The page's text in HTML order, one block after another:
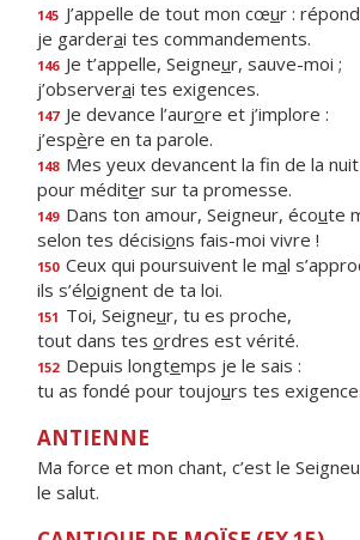
145 J’appelle de tout mon cœur :
je garderai tes commandements.
146 Je t’appelle, Seigneur, sauve-moi ;
j’observerai tes exigences.
147 Je devance l’aurore et j’implore :
j’espère en ta parole.
148 Mes yeux devancent la fn de la nuit
pour méditer sur ta promesse.
149 Dans ton amour, Seigneur, écoute
selon tes décisions fais-moi vivre !
150 Ceux qui poursuivent le mal
ils s’éloignent de ta loi.
151 Toi, Seigneur, tu es proche,
tout dans tes ordres est vérité.
152 Depuis longtemps je le sais :
tu as fondé pour toujours tes
ANTIENNE
Ma force et mon chant, c’est le
le salut.